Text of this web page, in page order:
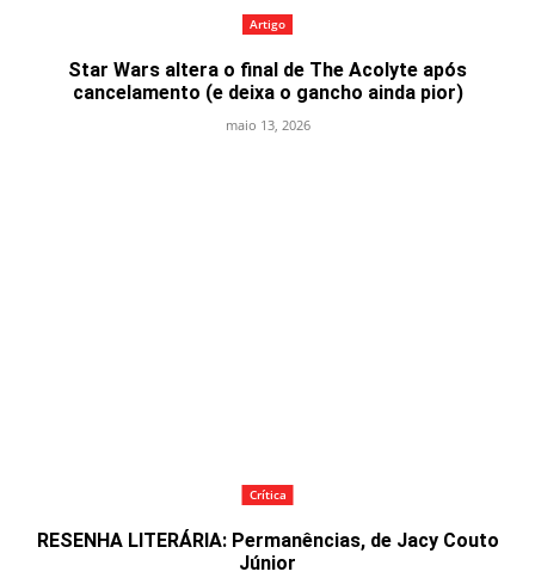
Artigo
Star Wars altera o final de The Acolyte após
cancelamento (e deixa o gancho ainda pior)
maio 13, 2026
Crítica
RESENHA LITERÁRIA: Permanências, de Jacy Couto
Júnior